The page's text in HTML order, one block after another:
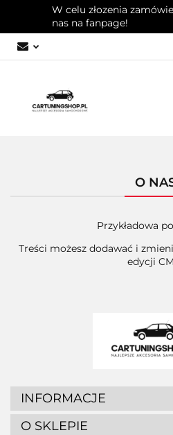
W celu złozenia
nas na fanpage!
O
Przykładowa
Treści możesz dodawać i
edycji
INFORMACJE
O SKLEPIE